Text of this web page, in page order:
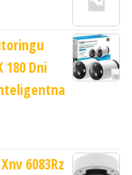
180 Dni
6083Rz